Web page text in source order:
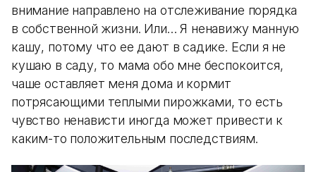
внимание направлено на отслеживание порядка
в собственной жизни. Или… Я ненавижу манную
кашу, потому что ее дают в садике. Если я не
кушаю в саду, то мама обо мне беспокоится,
чаше оставляет меня дома и кормит
потрясающими теплыми пирожками, то есть
чувство ненависти иногда может привести к
каким-то положительным последствиям.